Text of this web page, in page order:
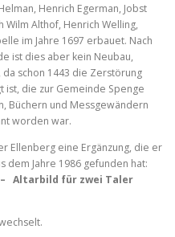
Henrich Egerman, Jobst
Wilm Althof, Henrich Welling,
im Jahre 1697 erbauet. Nach
ist dies aber kein Neubau,
schon 1443 die Zerstörung
ist, die zur Gemeinde Spenge
Büchern und Messgewändern
worden war.
Ellenberg eine Ergänzung, die er
dem Jahre 1986 gefunden hat:
Altarbild für zwei Taler